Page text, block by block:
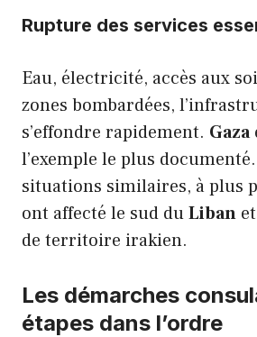
Rupture des services
Eau, électricité, accès aux
zones bombardées,
s’effondre rapidement. Gaza
l’exemple le plus
situations similaires, à plus
ont affecté le sud duLiban
de territoire irakien.
Les démarches
étapes dans l’ordre